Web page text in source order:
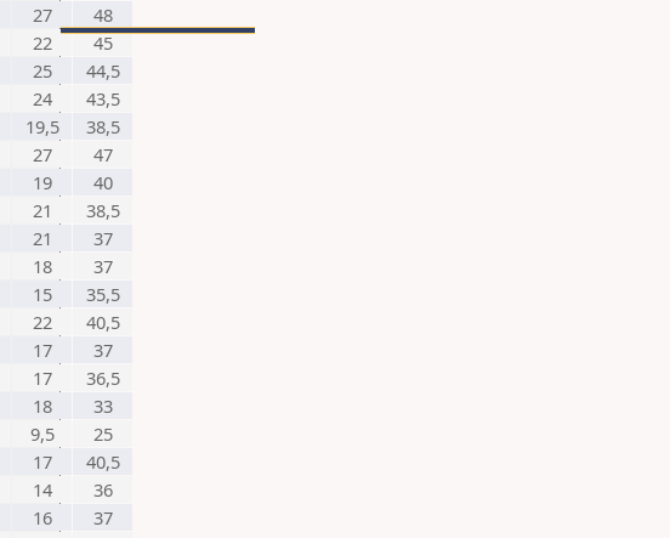
27
48
22
45
25
44,5
24
43,5
19,5
38,5
27
47
19
40
21
38,5
21
37
18
37
15
35,5
22
40,5
17
37
17
36,5
18
33
9,5
25
17
40,5
14
36
16
37